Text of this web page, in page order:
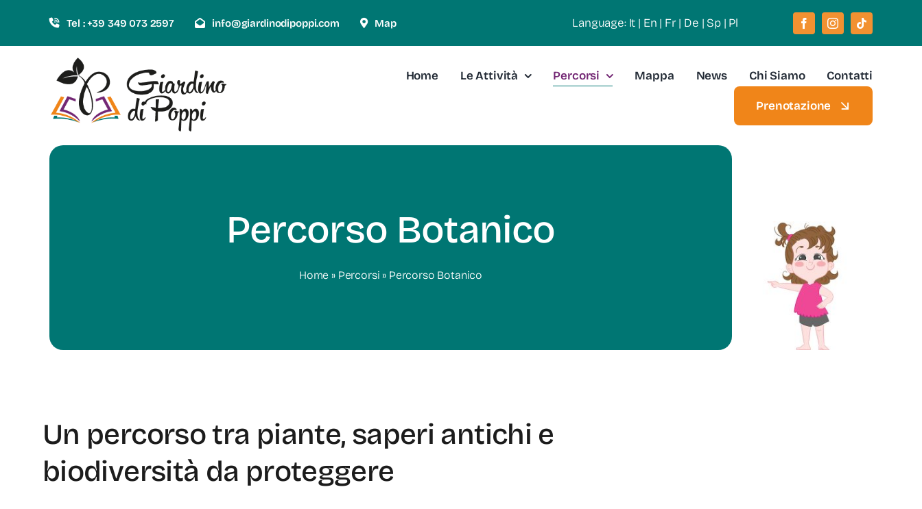
content
Tel : +39 349 073 2597 info@giardinodipoppi.com Map Language: It | En | Fr| De | Sp| Pl
Home Le Attività Percorsi Mappa News Chi Siamo Contatti
Prenotazione
Percorso Botanico
Home » Percorsi » Percorso Botanico
Un percorso tra piante, saperi antichi e
biodiversità da proteggere